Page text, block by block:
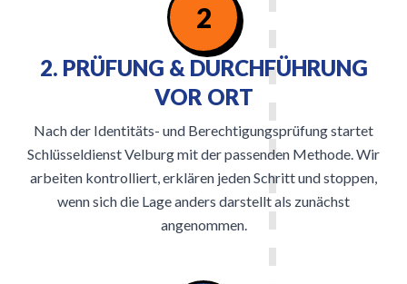
2
2. PRÜFUNG & DURCHFÜHRUNG
VOR ORT
Nach der Identitäts- und Berechtigungsprüfung startet
Schlüsseldienst Velburg mit der passenden Methode. Wir
arbeiten kontrolliert, erklären jeden Schritt und stoppen,
wenn sich die Lage anders darstellt als zunächst
angenommen.